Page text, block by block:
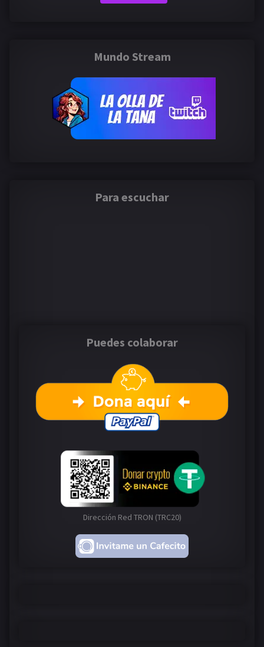
Mundo Stream
Para escuchar
Puedes colaborar
Dirección Red TRON (TRC20)